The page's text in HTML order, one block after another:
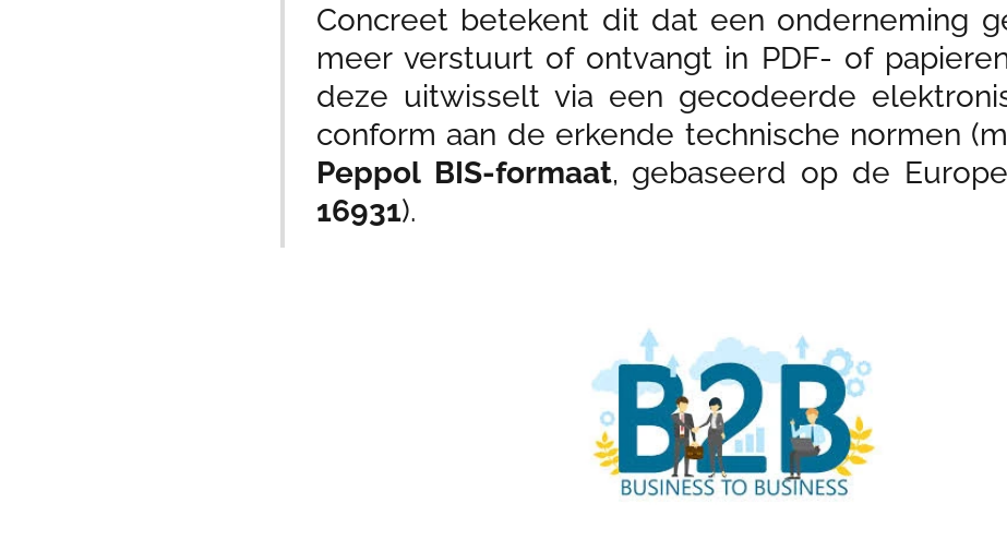
Concreet betekent dit dat een onderneming
meer verstuurt of ontvangt in PDF- of
deze uitwisselt via een gecodeerde
conform aan de erkende technische normen
Peppol BIS-formaat, gebaseerd op de
16931).